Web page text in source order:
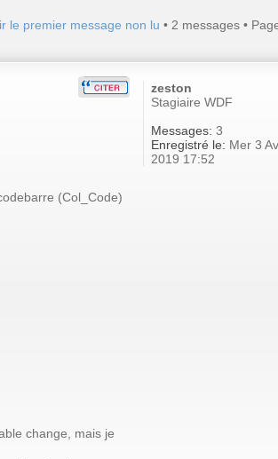
le premier message non lu • 2 messages •
(Col_Code)
change, mais je
zeston
Stagiaire WDF
Messages: 3
Enregistré le: Mer 3
2019 17:52